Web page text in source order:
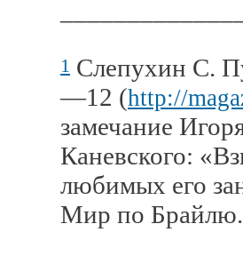
1 Слепухин С.
—12 (http://
замечание
Каневского:
любимых его
Мир по